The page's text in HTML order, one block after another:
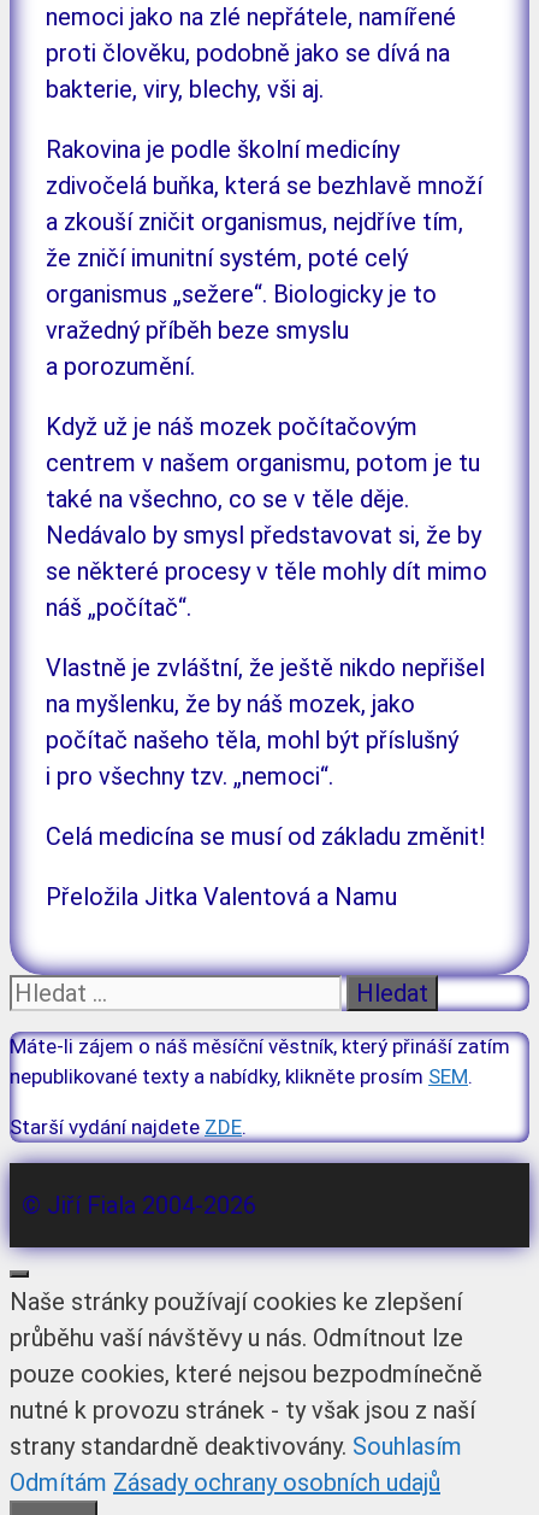
nemoci jako na zlé nepřátele, namířené
proti člověku, podobně jako se dívá na
bakterie, viry, blechy, vši aj.
Rakovina je podle školní medicíny
zdivočelá buňka, která se bezhlavě množí
a zkouší zničit organismus, nejdříve tím,
že zničí imunitní systém, poté celý
organismus „sežere“. Biologicky je to
vražedný příběh beze smyslu
a porozumění.
Když už je náš mozek počítačovým
centrem v našem organismu, potom je tu
také na všechno, co se v těle děje.
Nedávalo by smysl představovat si, že by
se některé procesy v těle mohly dít mimo
náš „počítač“.
Vlastně je zvláštní, že ještě nikdo nepřišel
na myšlenku, že by náš mozek, jako
počítač našeho těla, mohl být příslušný
i pro všechny tzv. „nemoci“.
Celá medicína se musí od základu změnit!
Přeložila Jitka Valentová a Namu
Hledat:
Máte-li zájem o náš měsíční věstník, který přináší zatím
nepublikované texty a nabídky, klikněte prosím SEM.
Starší vydání najdete ZDE.
© Jiří Fiala 2004-2026
Zavřít
Naše stránky používají cookies ke zlepšení
průběhu vaší návštěvy u nás. Odmítnout lze
pouze cookies, které nejsou bezpodmínečně
nutné k provozu stránek - ty však jsou z naší
strany standardně deaktivovány. Souhlasím
Odmítám Zásady ochrany osobních udajů